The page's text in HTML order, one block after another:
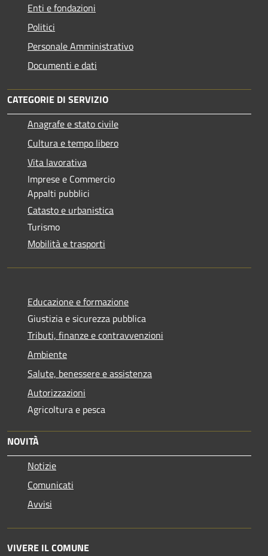
Enti e fondazioni
Politici
Personale Amministrativo
Documenti e dati
CATEGORIE DI SERVIZIO
Anagrafe e stato civile
Cultura e tempo libero
Vita lavorativa
Imprese e Commercio
Appalti pubblici
Catasto e urbanistica
Turismo
Mobilità e trasporti
Educazione e formazione
Giustizia e sicurezza pubblica
Tributi, finanze e contravvenzioni
Ambiente
Salute, benessere e assistenza
Autorizzazioni
Agricoltura e pesca
NOVITÀ
Notizie
Comunicati
Avvisi
VIVERE IL COMUNE